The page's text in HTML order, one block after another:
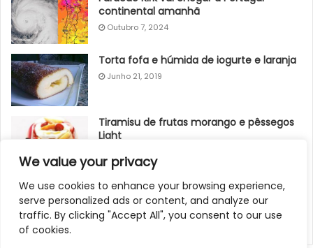
We value your privacy
We use cookies to enhance your browsing experience,
serve personalized ads or content, and analyze our
traffic. By clicking "Accept All", you consent to our use
of cookies.
continental amanhã
Outubro 7, 2024
Torta fofa e húmida de iogurte e laranja
Junho 21, 2019
Tiramisu de frutas morango e pêssegos
Light
Pudim de Pão com Coco
Junho 9, 2019